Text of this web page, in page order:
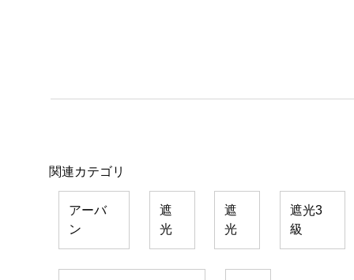
関連カテゴリ
アーバ
ン
遮
光
遮
光
遮光3
級